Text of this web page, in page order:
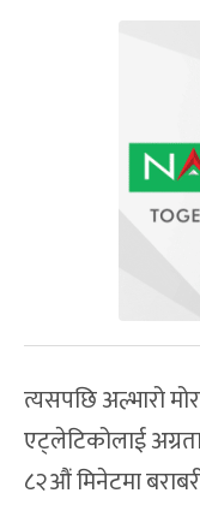
त्यसपछि अल्भारो
एट्लेटिकोलाई
८२औं मिनेटमा